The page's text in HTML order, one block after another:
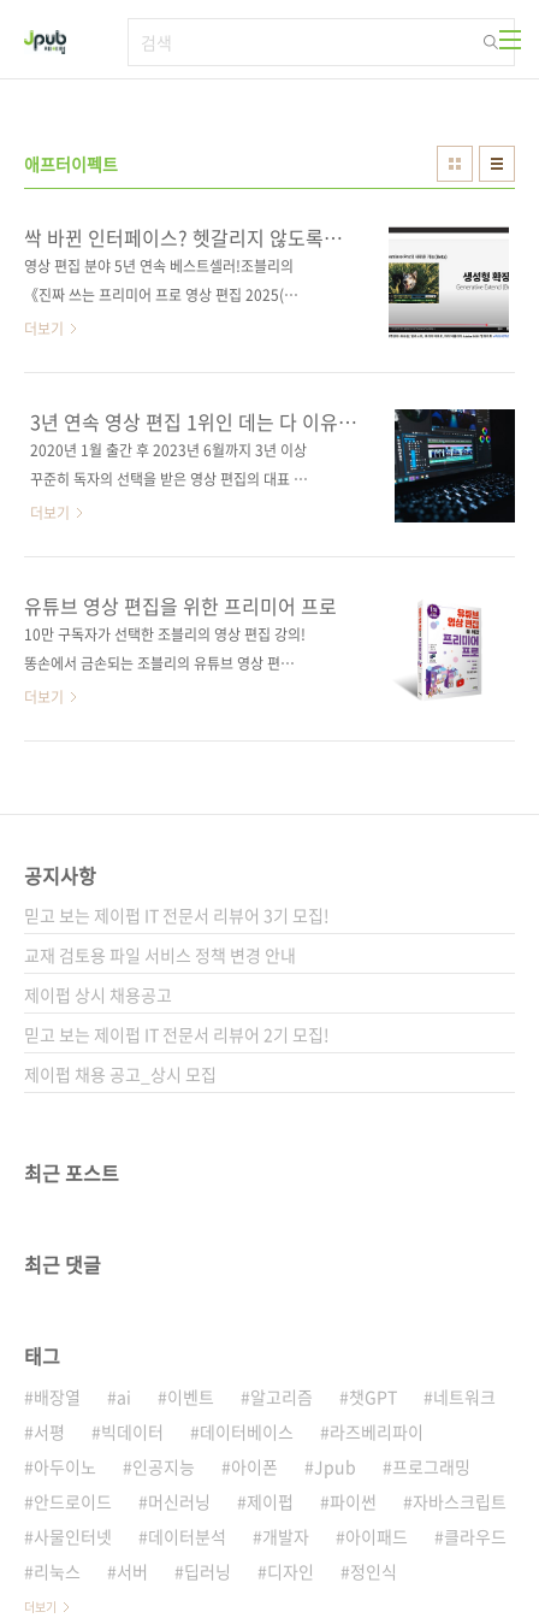
애프터이펙트
싹 바뀐 인터페이스? 헷갈리지 않도록
최신 버전으로 컴백~
영상 편집 분야 5년 연속 베스트셀러!조블리의
《진짜 쓰는 프리미어 프로 영상 편집 2025(최
신 개정판)》 출간 임박어도비가 손꼽으며 40만
가 새롭게 바뀐 인터페이스를 전면 반영해 최신
개정판으로 돌아왔습니다. 프롬프트만 입력하면
생성형 AI가 영상까지 만들어주는 영상의 시대
욕구는 식을 줄을 모릅니다. 이에 어도비는 프리
미어 프로를 시작으로 다양한 신기능을 지난
MAX에서 선보인 바 있습니다. 《진짜 쓰는 프리
미어 프로》의 작가 조블리는 Adobe MAX 행사
한국 대표 크리에이터로 참가하며 새로운 소식
을 전해왔는데..
더보기
3년 연속 영상 편집 1위인 데는 다 이유가
있겠죠?
2020년 1월 출간 후 2023년 6월까지 3년 이상
꾸준히 독자의 선택을 받은 영상 편집의 대표 도
서! 《유튜브 영상 편집을 위한 프리미어 프로》
미어 프로 특강이 2023년 최신 기능과 더욱 탄
탄해진 구성으로 찾아왔습니다. 유튜브 영상 편
집에 관심 있는 사용자라면 한 번쯤 들어 본 그
콘텐츠를 올리며 활동하는 대표적인 크리에이터
중 한 명입니다. https://www.youtube.com/
더보기
유튜브 영상 편집을 위한 프리미어 프로
10만 구독자가 선택한 조블리의 영상 편집 강의!
똥손에서 금손되는 조블리의 유튜브 영상 편집
강의, 이제 책으로 만나보세요!영상 편집 전문 유
[도서11번가] [반디앤루니스] [알라딘] [영풍문
펍저자명 조블리(조애리)출판일 2020년 1월 17
일페이지 452쪽시리즈 (없음)판 형 46배판
(188*257*19)제 본 무선(soft cover)정 가
23,000원ISBN 979-11-88621-81-1 (13000)
키워드 ..
더보기
공지사항
믿고 보는 제이펍 IT 전문서 리뷰어 3기 모집!
교재 검토용 파일 서비스 정책 변경 안내
제이펍 상시 채용공고
믿고 보는 제이펍 IT 전문서 리뷰어 2기 모집!
제이펍 채용 공고_상시 모집
최근 포스트
최근 댓글
태그
배장열 ai 이벤트 알고리즘 챗GPT
네트워크
서평
빅데이터 데이터베이스
라즈베리파이
아두이노
인공지능 아이폰 Jpub
프로그래밍
안드로이드
머신러닝 제이펍 파이썬
자바스크립트
사물인터넷
데이터분석 개발자 아이패드
클라우드
리눅스
서버 딥러닝 디자인 정인식
더보기